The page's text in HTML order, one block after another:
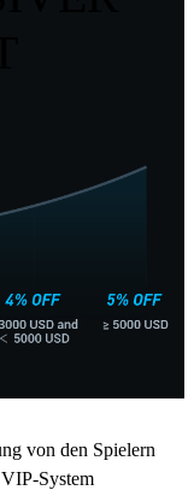
von den Spielern
System